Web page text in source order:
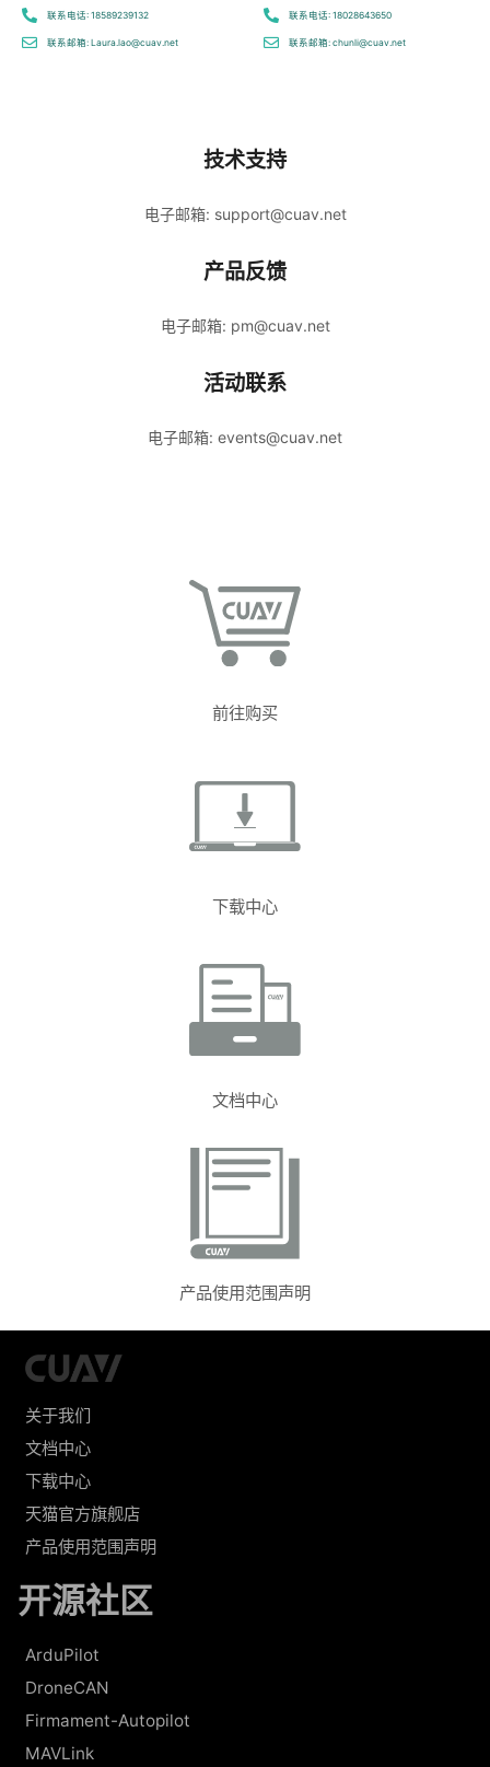
联系电话: 18589239132
联系邮箱: Laura.lao@cuav.net
联系电话: 18028643650
联系邮箱: chunli@cuav.net
技术支持
电子邮箱: support@cuav.net
产品反馈
电子邮箱: pm@cuav.net
活动联系
电子邮箱: events@cuav.net
前往购买
下载中心
文档中心
产品使用范围声明
关于我们
文档中心
下载中心
天猫官方旗舰店
产品使用范围声明
开源社区
ArduPilot
DroneCAN
Firmament-Autopilot
MAVLink